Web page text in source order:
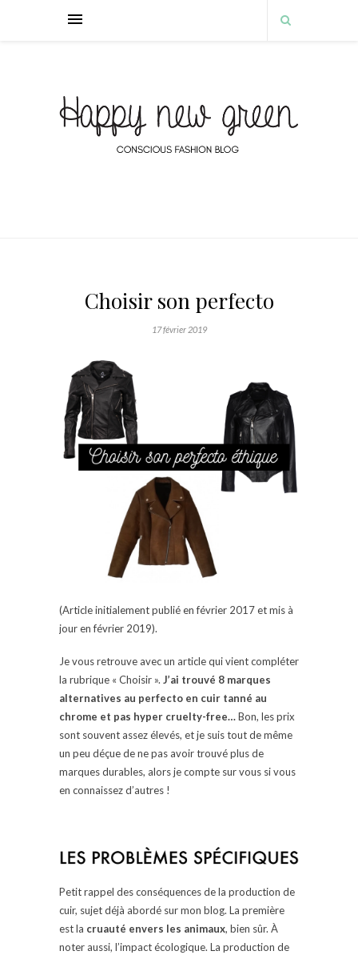
Choisir son perfecto
17 février 2019
(Article initialement publié en février 2017 et mis à
jour en février 2019).
Je vous retrouve avec un article qui vient compléter
la rubrique « Choisir ». J’ai trouvé 8 marques
alternatives au perfecto en cuir tanné au
chrome et pas hyper cruelty-free…Bon, les prix
sont souvent assez élevés, et je suis tout de même
un peu déçue de ne pas avoir trouvé plus de
marques durables, alors je compte sur vous si vous
en connaissez d’autres !
Petit rappel des conséquences de la production de
cuir, sujet déjà abordé sur mon blog. La première
est la cruauté envers les animaux, bien sûr. À
noter aussi, l’impact écologique. La production de